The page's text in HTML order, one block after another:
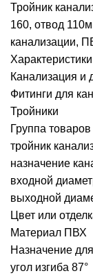
Тройник
160, отвод
канализации,
Характеристики
Канализация и
Фитинги для
Тройники
Группа товаров
тройник
назначение
входной
выходной
Цвет или
Материал ПВХ
Назначение
угол изгиба 87°